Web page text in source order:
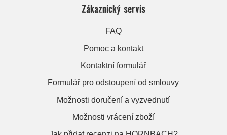
Zákaznický servis
FAQ
Pomoc a kontakt
Kontaktní formulář
Formulář pro odstoupení od smlouvy
Možnosti doručení a vyzvednutí
Možnosti vrácení zboží